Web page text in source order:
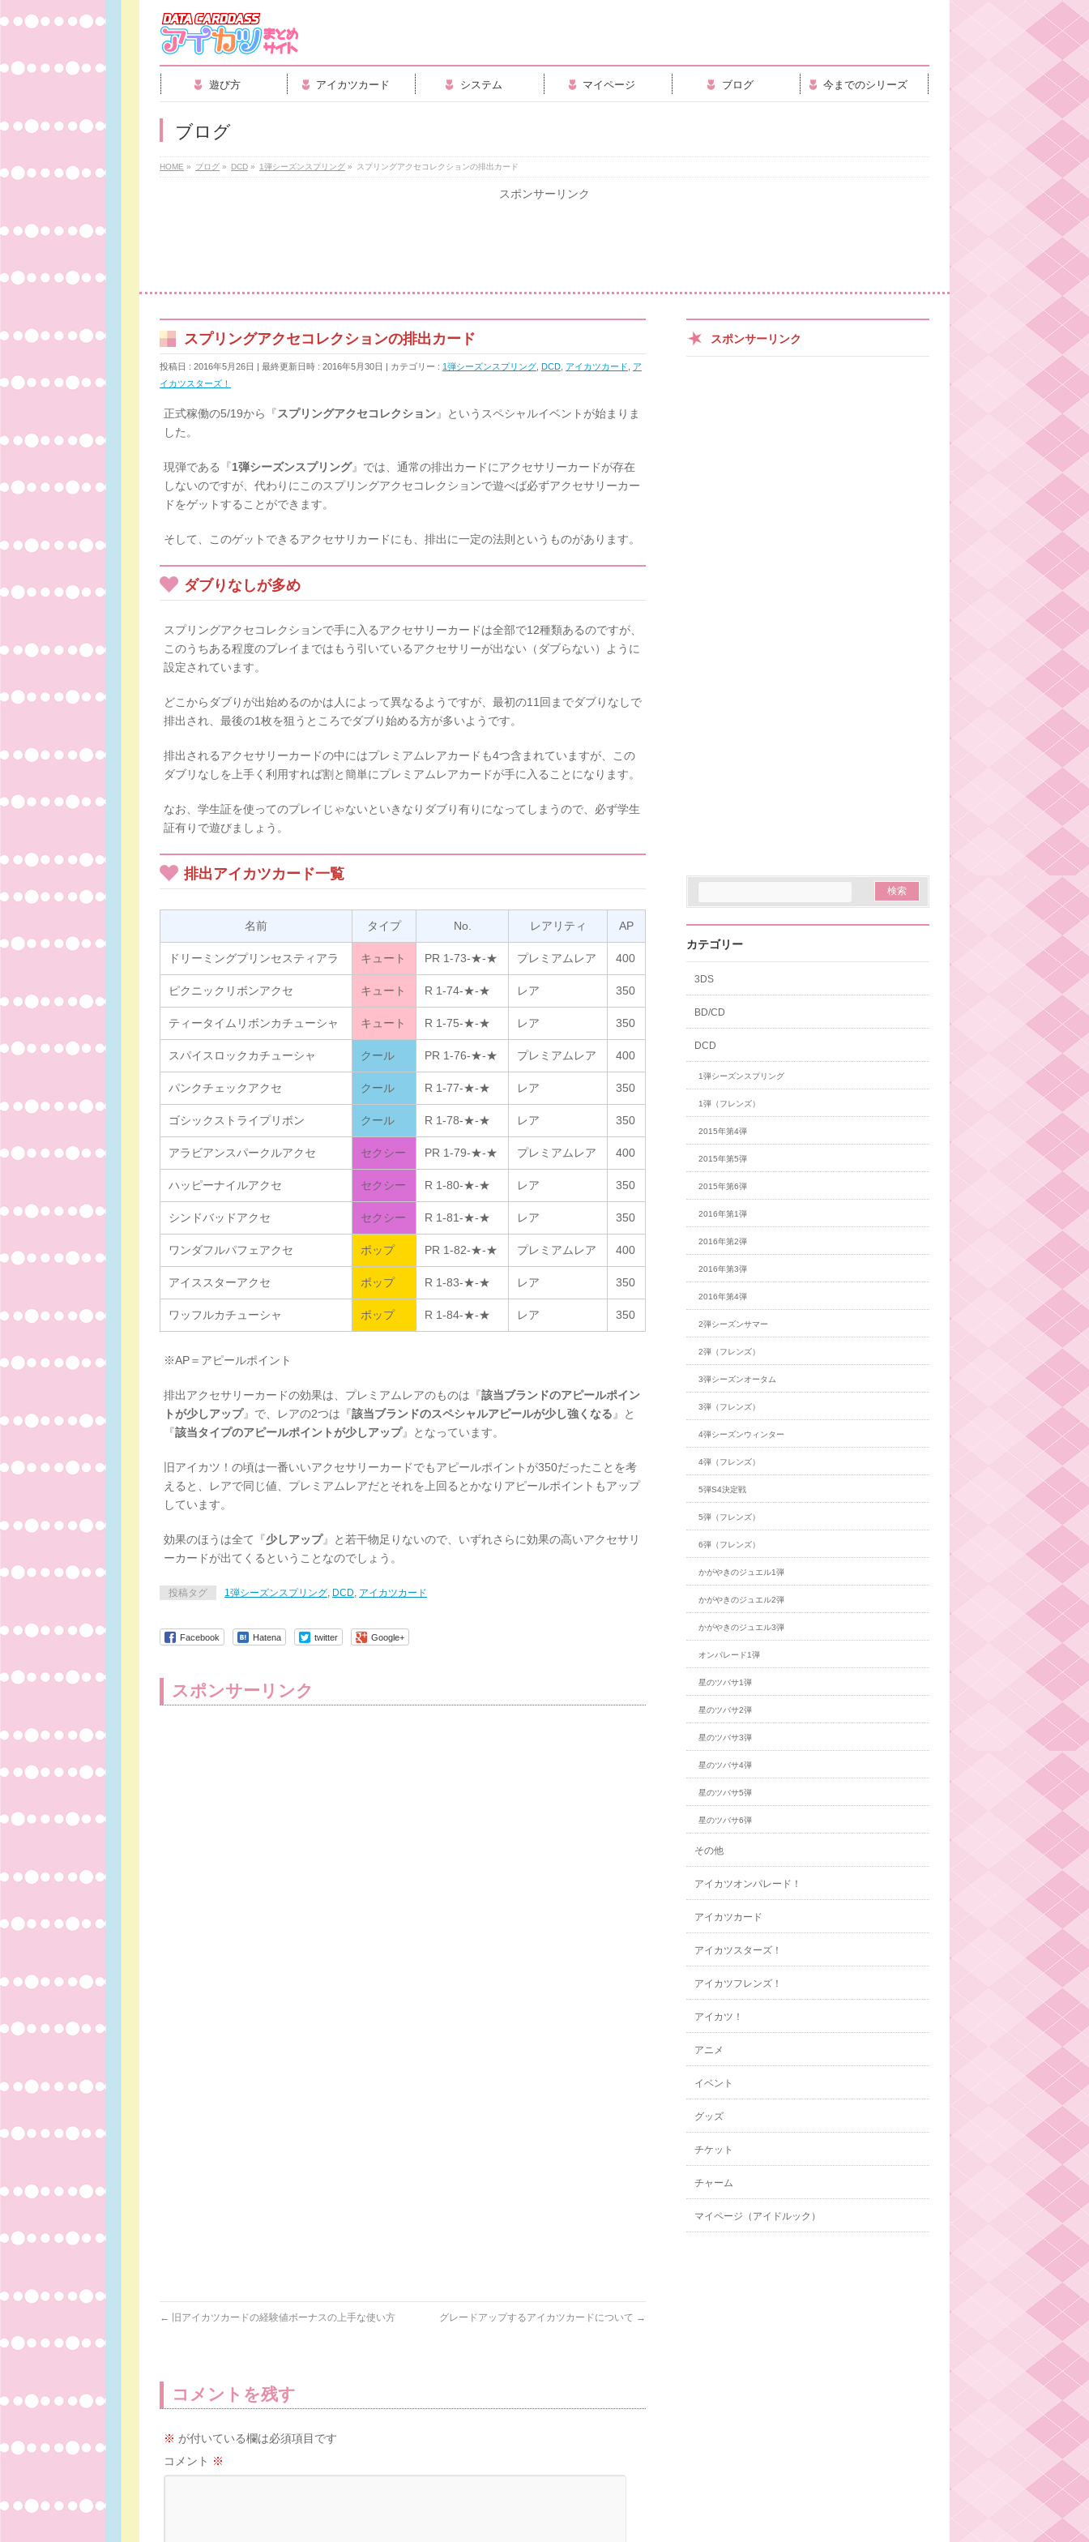
遊び方 アイカツカード システム マイページ ブログ 今までのシリーズ
ブログ
HOME » ブログ » DCD » 1弾シーズンスプリング » スプリングアクセコレクションの排出カード
スポンサーリンク
スプリングアクセコレクションの排出カード
投稿日 : 2016年5月26日 最終更新日時 : 2016年5月30日 カテゴリー : 1弾シーズンスプリング DCD アイカツカード
ア
イカツスターズ！
正式稼働の5/19から『スプリングアクセコレクション』というスペシャルイベントが始まりま
した。
現弾である『1弾シーズンスプリング』では、通常の排出カードにアクセサリーカードが存在
しないのですが、代わりにこのスプリングアクセコレクションで遊べば必ずアクセサリーカー
ドをゲットすることができます。
そして、このゲットできるアクセサリカードにも、排出に一定の法則というものがあります。
ダブりなしが多め
スプリングアクセコレクションで手に入るアクセサリーカードは全部で12種類あるのですが、
このうちある程度のプレイまではもう引いているアクセサリーが出ない（ダブらない）ように
設定されています。
どこからダブりが出始めるのかは人によって異なるようですが、最初の11回までダブりなしで
排出され、最後の1枚を狙うところでダブり始める方が多いようです。
排出されるアクセサリーカードの中にはプレミアムレアカードも4つ含まれていますが、この
ダブリなしを上手く利用すれば割と簡単にプレミアムレアカードが手に入ることになります。
なお、学生証を使ってのプレイじゃないといきなりダブり有りになってしまうので、必ず学生
証有りで遊びましょう。
排出アイカツカード一覧
名前 タイプ No. レアリティ AP
ドリーミングプリンセスティアラ キュート PR 1-73-★-★ プレミアムレア 400
ピクニックリボンアクセ キュート R 1-74-★-★ レア 350
ティータイムリボンカチューシャ キュート R 1-75-★-★ レア 350
スパイスロックカチューシャ クール PR 1-76-★-★ プレミアムレア 400
パンクチェックアクセ クール R 1-77-★-★ レア 350
ゴシックストライプリボン クール R 1-78-★-★ レア 350
アラビアンスパークルアクセ セクシー PR 1-79-★-★ プレミアムレア 400
ハッピーナイルアクセ セクシー R 1-80-★-★ レア 350
シンドバッドアクセ セクシー R 1-81-★-★ レア 350
ワンダフルパフェアクセ ポップ PR 1-82-★-★ プレミアムレア 400
アイススターアクセ ポップ R 1-83-★-★ レア 350
ワッフルカチューシャ ポップ R 1-84-★-★ レア 350
※AP＝アピールポイント
排出アクセサリーカードの効果は、プレミアムレアのものは『該当ブランドのアピールポイン
トが少しアップ』で、レアの2つは『該当ブランドのスペシャルアピールが少し強くなる 』と
『該当タイプのアピールポイントが少しアップ』となっています。
旧アイカツ！の頃は一番いいアクセサリーカードでもアピールポイントが350だったことを考
えると、レアで同じ値、プレミアムレアだとそれを上回るとかなりアピールポイントもアップ
しています。
効果のほうは全て『少しアップ』と若干物足りないので、いずれさらに効果の高いアクセサリ
ーカードが出てくるということなのでしょう。
投稿タグ 1弾シーズンスプリング, DCD, アイカツカード
Facebook Hatena twitter Google+
スポンサーリンク
← 旧アイカツカードの経験値ボーナスの上手な使い方 グレードアップするアイカツカードについて →
コメントを残す
※ が付いている欄は必須項目です
コメント ※
スポンサーリンク
カテゴリー
3DS
BD/CD
DCD
1弾シーズンスプリング
1弾（フレンズ）
2015年第4弾
2015年第5弾
2015年第6弾
2016年第1弾
2016年第2弾
2016年第3弾
2016年第4弾
2弾シーズンサマー
2弾（フレンズ）
3弾シーズンオータム
3弾（フレンズ）
4弾シーズンウィンター
4弾（フレンズ）
5弾S4決定戦
5弾（フレンズ）
6弾（フレンズ）
かがやきのジュエル1弾
かがやきのジュエル2弾
かがやきのジュエル3弾
オンパレード1弾
星のツバサ1弾
星のツバサ2弾
星のツバサ3弾
星のツバサ4弾
星のツバサ5弾
星のツバサ6弾
その他
アイカツオンパレード！
アイカツカード
アイカツスターズ！
アイカツフレンズ！
アイカツ！
アニメ
イベント
グッズ
チケット
チャーム
マイページ（アイドルック）